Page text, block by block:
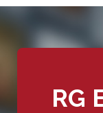
RG